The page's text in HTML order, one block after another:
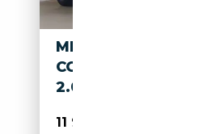
MINI COOPER SD
COOPER SD
2.0 143PS LIMITED
11 999€